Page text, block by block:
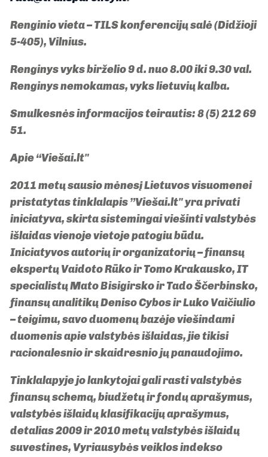
Renginio vieta – TILS konferencijų salė (Didžioji
5-405), Vilnius.
Renginys vyks birželio 9 d. nuo 8.00 iki 9.30 val.
Renginys nemokamas, vyks lietuvių kalba.
Smulkesnės informacijos teirautis: 8 (5) 212 69
51.
Apie “Viešai.lt"
2011 metų sausio mėnesį Lietuvos visuomenei
pristatytas tinklalapis ”Viešai.lt" yra privati
iniciatyva, skirta sistemingai viešinti valstybės
išlaidas vienoje vietoje patogiu būdu.
Iniciatyvos autorių ir organizatorių – finansų
ekspertų Vaidoto Rūko ir Tomo Krakausko, IT
specialistų Mato Bisigirsko ir Tado Ščerbinsko,
finansų analitikų Deniso Cybos ir Luko Vaičiulio
– teigimu, savo duomenų bazėje viešindami
duomenis apie valstybės išlaidas, jie tikisi
racionalesnio ir skaidresnio jų panaudojimo.
Tinklalapyje jo lankytojai gali rasti valstybės
finansų schemą, biudžetų ir fondų aprašymus,
valstybės išlaidų klasifikacijų aprašymus,
detalias 2009 ir 2010 metų valstybės išlaidų
suvestines, Vyriausybės veiklos indekso